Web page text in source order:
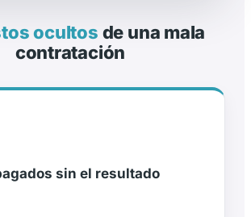
ocultos de una mala
contratación
sin el resultado